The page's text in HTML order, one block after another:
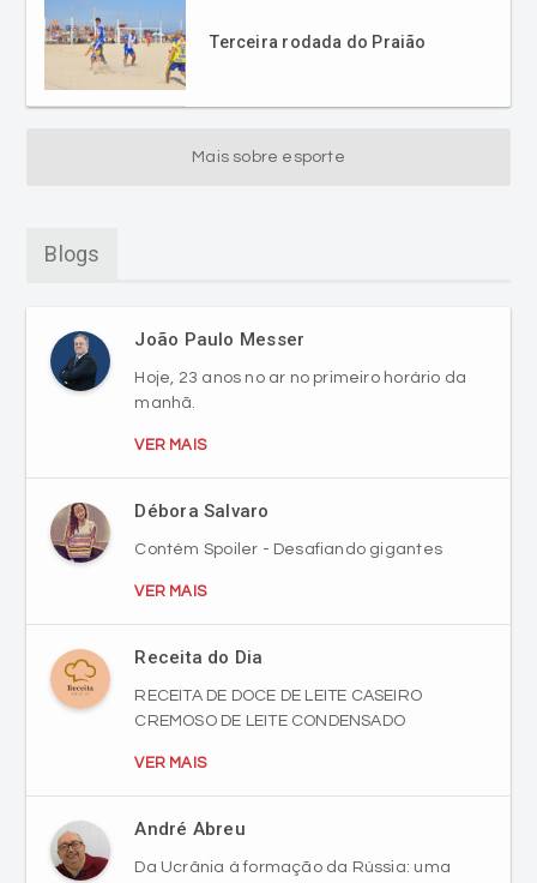
Terceira rodada do Praião
Mais sobre esporte
Blogs
João Paulo Messer
Hoje, 23 anos no ar no primeiro horário da
manhã.
VER MAIS
Débora Salvaro
Contém Spoiler - Desafiando gigantes
VER MAIS
Receita do Dia
RECEITA DE DOCE DE LEITE CASEIRO
CREMOSO DE LEITE CONDENSADO
VER MAIS
André Abreu
Da Ucrânia à formação da Rússia: uma